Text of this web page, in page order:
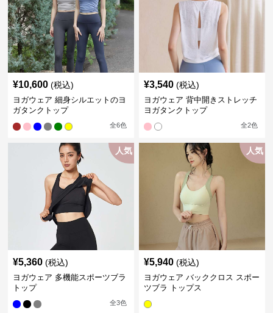
¥10,600 (税込)
ヨガウェア 細身シルエットのヨ
ガタンクトップ
全6色
¥3,540 (税込)
ヨガウェア 背中開きストレッチ
ヨガタンクトップ
全2色
人気
¥5,360 (税込)
ヨガウェア 多機能スポーツブラ
トップ
全3色
人気
¥5,940 (税込)
ヨガウェア バッククロス スポー
ツブラ トップス